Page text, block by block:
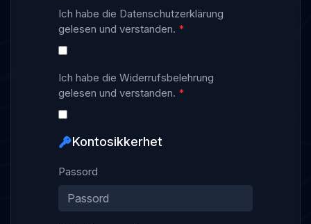
Ich habe die Datenschutzerklärung
gelesen und verstanden. *
Ich habe die Widerrufsbelehrung
gelesen und verstanden. *
Kontosikkerhet
Passord